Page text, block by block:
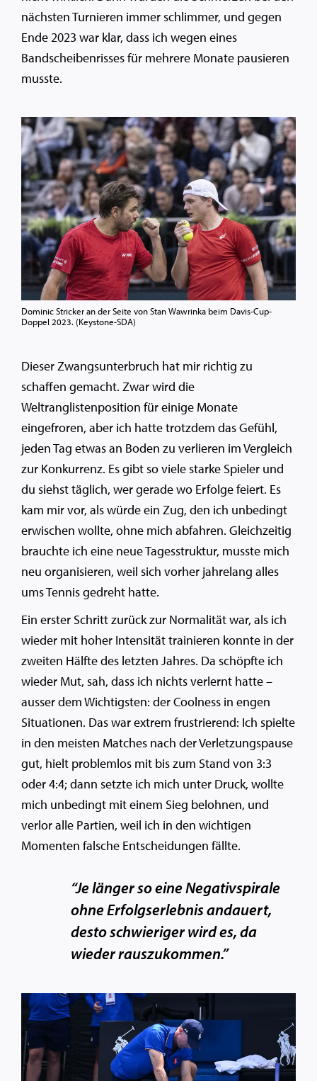
nächsten Turnieren immer schlimmer, und gegen
Ende 2023 war klar, dass ich wegen eines
Bandscheibenrisses für mehrere Monate pausieren
musste.
Dominic Stricker an der Seite von Stan Wawrinka beim Davis-Cup-
Doppel 2023. (Keystone-SDA)
Dieser Zwangsunterbruch hat mir richtig zu
schaffen gemacht. Zwar wird die
Weltranglistenposition für einige Monate
eingefroren, aber ich hatte trotzdem das Gefühl,
jeden Tag etwas an Boden zu verlieren im Vergleich
zur Konkurrenz. Es gibt so viele starke Spieler und
du siehst täglich, wer gerade wo Erfolge feiert. Es
kam mir vor, als würde ein Zug, den ich unbedingt
erwischen wollte, ohne mich abfahren. Gleichzeitig
brauchte ich eine neue Tagesstruktur, musste mich
neu organisieren, weil sich vorher jahrelang alles
ums Tennis gedreht hatte.
Ein erster Schritt zurück zur Normalität war, als ich
wieder mit hoher Intensität trainieren konnte in der
zweiten Hälfte des letzten Jahres. Da schöpfte ich
wieder Mut, sah, dass ich nichts verlernt hatte –
ausser dem Wichtigsten: der Coolness in engen
Situationen. Das war extrem frustrierend: Ich spielte
in den meisten Matches nach der Verletzungspause
gut, hielt problemlos mit bis zum Stand von 3:3
oder 4:4; dann setzte ich mich unter Druck, wollte
mich unbedingt mit einem Sieg belohnen, und
verlor alle Partien, weil ich in den wichtigen
Momenten falsche Entscheidungen fällte.
“Je länger so eine Negativspirale
ohne Erfolgserlebnis andauert,
desto schwieriger wird es, da
wieder rauszukommen.”